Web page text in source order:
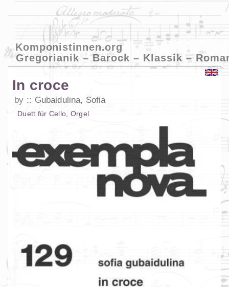
Komponistinnen.org
Gregorianik – Barock – Klassik –
In croce
by Gubaidulina, Sofia
Duett für Cello Orgel